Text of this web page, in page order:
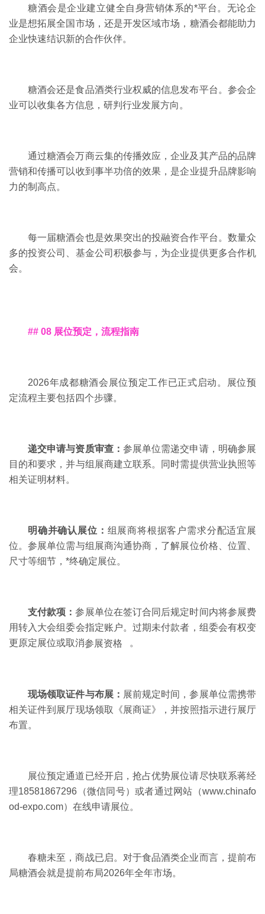
糖酒会是企业建立健全自身营销体系的*平台。无论企
业是想拓展全国市场，还是开发区域市场，糖酒会都能助力
企业快速结识新的合作伙伴。
糖酒会还是食品酒类行业权威的信息发布平台。参会企
业可以收集各方信息，研判行业发展方向。
通过糖酒会万商云集的传播效应，企业及其产品的品牌
营销和传播可以收到事半功倍的效果，是企业提升品牌影响
力的制高点。
每一届糖酒会也是效果突出的投融资合作平台。数量众
多的投资公司、基金公司积极参与，为企业提供更多合作机
会。
## 08 展位预定，流程指南
2026年成都糖酒会展位预定工作已正式启动。展位预
定流程主要包括四个步骤。
递交申请与资质审查： 参展单位需递交申请，明确参展
目的和要求，并与组展商建立联系。同时需提供营业执照等
相关证明材料。
明确并确认展位： 组展商将根据客户需求分配适宜展
位。参展单位需与组展商沟通协商，了解展位价格、位置、
尺寸等细节，*终确定展位。
支付款项：参展单位在签订合同后规定时间内将参展费
用转入大会组委会指定账户。过期未付款者，组委会有权变
更原定展位或取消参展资格 。
现场领取证件与布展： 展前规定时间，参展单位需携带
相关证件到展厅现场领取《展商证》，并按照指示进行展厅
布置。
展位预定通道已经开启，抢占优势展位请尽快联系蒋经
理18581867296（微信同号）或者通过网站（www.chinafo
od-expo.com）在线申请展位。
春糖未至，商战已启。对于食品酒类企业而言，提前布
局糖酒会就是提前布局2026年全年市场。